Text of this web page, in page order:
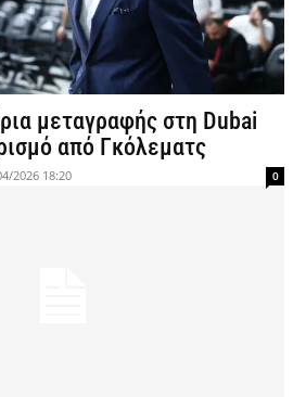
μεταγραφής στη Dubai
από Γκόλεματς
2026 18:20 0